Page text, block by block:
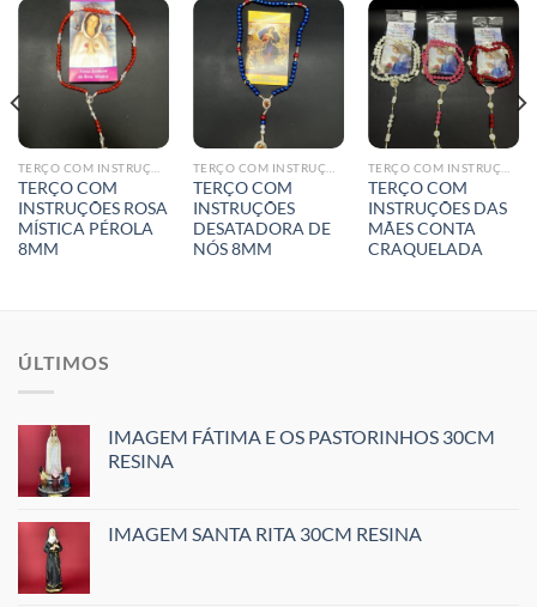
TERÇO COM INSTRUÇÕES
TERÇO COM
INSTRUÇÕES ROSA
MÍSTICA PÉROLA
8MM
TERÇO COM INSTRUÇÕES
TERÇO COM
INSTRUÇÕES
DESATADORA DE
NÓS 8MM
TERÇO COM INSTRUÇÕES
TERÇO COM
INSTRUÇÕES DAS
MÃES CONTA
CRAQUELADA
ÚLTIMOS
IMAGEM FÁTIMA E OS PASTORINHOS 30CM
RESINA
IMAGEM SANTA RITA 30CM RESINA